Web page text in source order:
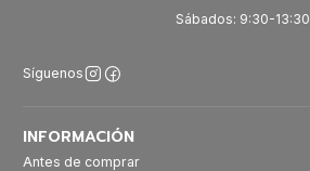
Sábados: 9:30-13:30
Síguenos
INFORMACIÓN
Antes de comprar